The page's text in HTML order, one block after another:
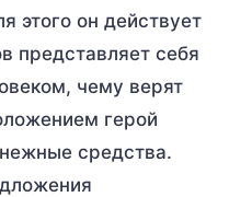
этого он действует
представляет себя
чему верят
герой
средства.